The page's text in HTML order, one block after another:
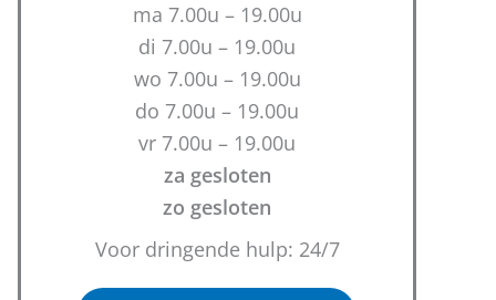
ma 7.00u – 19.00u
di 7.00u – 19.00u
wo 7.00u – 19.00u
do 7.00u – 19.00u
vr 7.00u – 19.00u
za gesloten
zo gesloten
Voor dringende hulp: 24/7